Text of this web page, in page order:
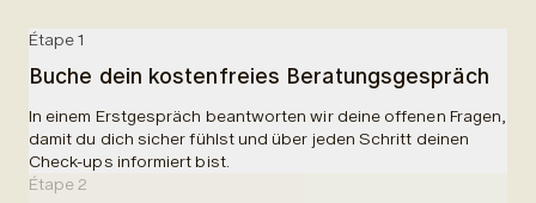
Étape 1
Buche dein kostenfreies Beratungsgespräch
In einem Erstgespräch beantworten wir deine offenen Fragen,
damit du dich sicher fühlst und über jeden Schritt deinen
Check-ups informiert bist.
Étape 2